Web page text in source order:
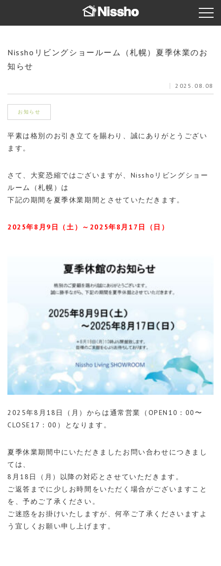
Nisshoリビングショールーム（札幌）夏季休業のお
知らせ
2025.08.08
お知らせ
平素は格別のお引き立てを賜わり、誠にありがとうござい
ます。
さて、大変恐縮ではございますが、Nisshoリビングショー
ルーム（札幌）は
下記の期間を夏季休業期間とさせていただきます。
2025年8月9日（土）～2025年8月17日（日）
2025年8月18日（月）からは通常営業（OPEN10：00〜
CLOSE17：00）となります。
夏季休業期間中にいただきましたお問い合わせにつきまし
ては、
8月18日（月）以降の対応とさせていただきます。
ご返答までに少しお時間をいただく場合がございますこと
を、予めご了承ください。
ご迷惑をお掛けいたしますが、何卒ご了承くださいますよ
う宜しくお願い申し上げます。